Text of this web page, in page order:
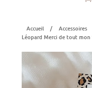
Accueil / Accessoires
Léopard Merci de tout